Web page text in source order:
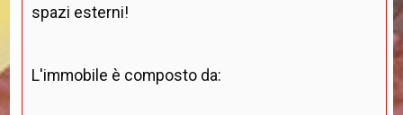
spazi esterni!
L'immobile è composto da: